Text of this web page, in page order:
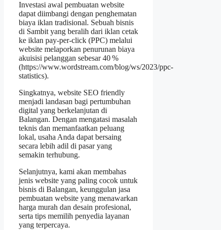
Investasi awal pembuatan website
dapat diimbangi dengan penghematan
biaya iklan tradisional. Sebuah bisnis
di Sambit yang beralih dari iklan cetak
ke iklan pay‑per‑click (PPC) melalui
website melaporkan penurunan biaya
akuisisi pelanggan sebesar 40 %
(https://www.wordstream.com/blog/ws/2023/ppc-
statistics).
Singkatnya, website SEO friendly
menjadi landasan bagi pertumbuhan
digital yang berkelanjutan di
Balangan. Dengan mengatasi masalah
teknis dan memanfaatkan peluang
lokal, usaha Anda dapat bersaing
secara lebih adil di pasar yang
semakin terhubung.
Selanjutnya, kami akan membahas
jenis website yang paling cocok untuk
bisnis di Balangan, keunggulan jasa
pembuatan website yang menawarkan
harga murah dan desain profesional,
serta tips memilih penyedia layanan
yang terpercaya.